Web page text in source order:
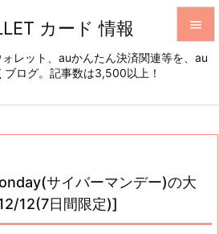
カード 情報
レット、auかんたん決済関連等を、au
ログ。記事数は3,500以上！





サイバーマンデー)の大
12(7日間限定)]